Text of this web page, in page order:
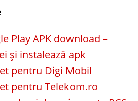
Play APK download –
și instalează apk
pentru Digi Mobil
pentru Telekom.ro